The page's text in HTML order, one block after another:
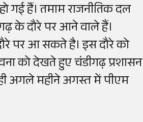
गई हैं। तमाम राजनीतिक दल
के दौरे पर आने वाले हैं।
पर आ सकते है। इस दौरे को
को देखते हुए चंडीगढ़ प्रशासन
अगले महीने अगस्त में पीएम